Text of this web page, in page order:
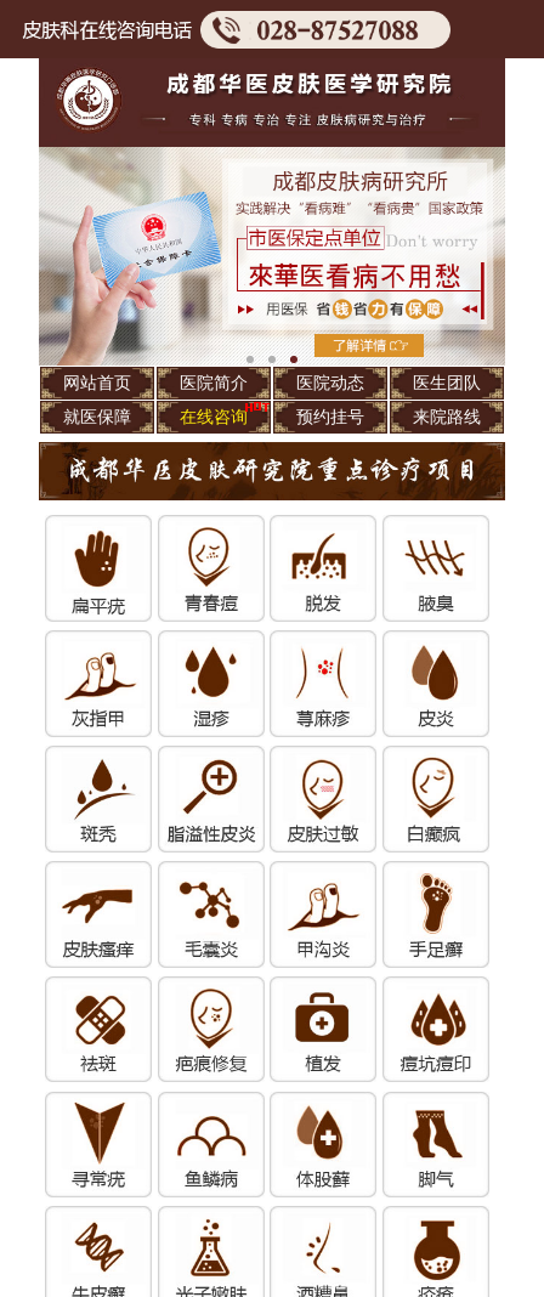
网站首页 医院简介 医院动态
医生团队
就医保障
在线咨询 预约挂号 来院路线